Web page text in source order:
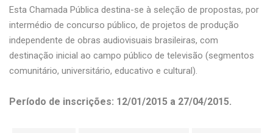
Esta Chamada Pública destina-se à seleção de propostas, por
intermédio de concurso público, de projetos de produção
independente de obras audiovisuais brasileiras, com
destinação inicial ao campo público de televisão (segmentos
comunitário, universitário, educativo e cultural).
Período de inscrições: 12/01/2015 a 27/04/2015.